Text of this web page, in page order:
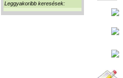
Leggyakoribb keresések: